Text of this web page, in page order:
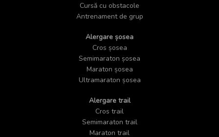
Cursă cu obstacole
Antrenament de grup
Alergare șosea
Cros șosea
Semimaraton șosea
Maraton șosea
Ultramaraton șosea
Alergare trail
Cros trail
Semimaraton trail
Maraton trail